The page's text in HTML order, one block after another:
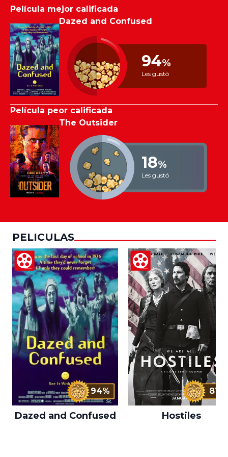
Película mejor calificada
Dazed and Confused
94%
Les gustó
Película peor calificada
The Outsider
18%
Les gustó
PELICULAS
94%
Dazed and Confused
81%
Hostiles